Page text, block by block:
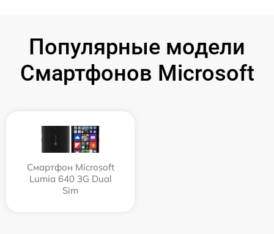
Популярные модели
Смартфонов Microsoft
Смартфон Microsoft
Lumia 640 3G Dual
Sim